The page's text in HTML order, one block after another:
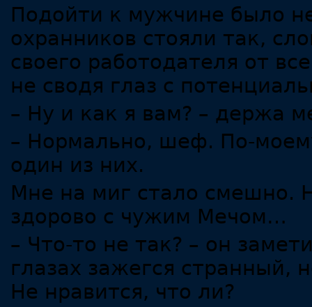
Подойти к мужчине было
охранников стояли так,
своего работодателя от
не сводя глаз с
– Ну и как я вам? – держа
– Нормально, шеф. По-
один из них.
Мне на миг стало смешно.
здорово с чужим Мечом…
– Что-то не так? – он
глазах зажегся странный,
Не нравится, что ли?